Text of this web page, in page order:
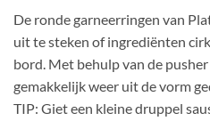
De ronde garneerringen van
uit te steken of ingrediënten
bord. Met behulp van de
gemakkelijk weer uit de vorm
TIP: Giet een kleine druppel